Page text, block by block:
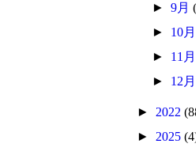
►9月
► 10
► 11
► 12
► 2022
► 2025